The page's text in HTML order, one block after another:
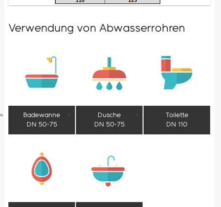
Verwendung von Abwasserrohren
Badewanne
DN 50-75
Dusche
DN 50-75
Toilette
DN 110